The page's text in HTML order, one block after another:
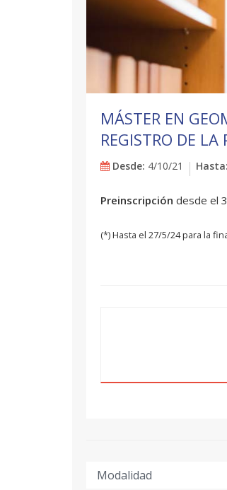
MÁSTER EN
REGISTRO DE LA
Desde: 4/10/21 Hasta:
Preinscripción desde el
(*) Hasta el 27/5/24 para la
Modalidad